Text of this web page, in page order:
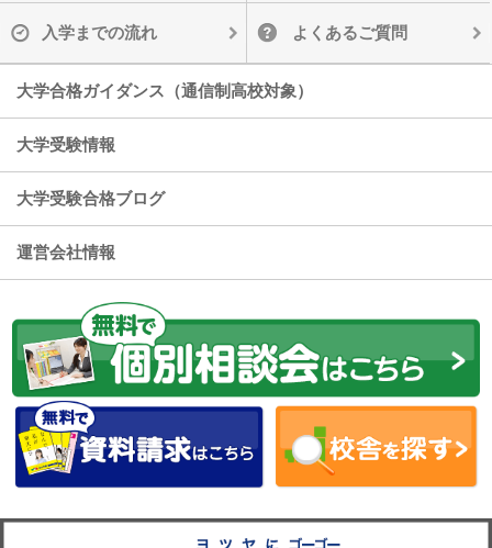
入学までの流れ よくあるご質問
大学合格ガイダンス（通信制高校対象）
大学受験情報
大学受験合格ブログ
運営会社情報